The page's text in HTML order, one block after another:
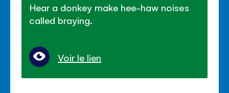
Hear a donkey make hee-haw noises
called braying.
Voir le lien